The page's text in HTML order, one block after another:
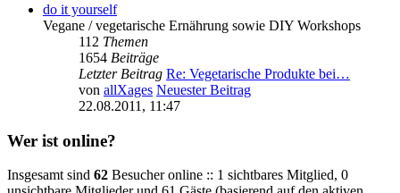
do it yourself
Vegane / vegetarische Ernährung sowie DIY Workshops
112 Themen
1654 Beiträge
Letzter Beitrag Re: Vegetarische Produkte bei…
von allXages Neuester Beitrag
22.08.2011, 11:47
Wer ist online?
Insgesamt sind 62 Besucher online :: 1 sichtbares Mitglied, 0